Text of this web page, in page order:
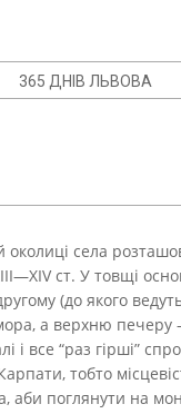
365 ДНІВ ЛЬВОВА
околиці села
ст. У товщі
(до якого
а верхню
і все “раз гірші”
тобто
аби поглянути на